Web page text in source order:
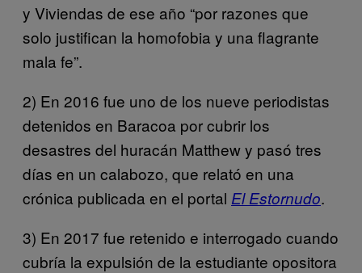
y Viviendas de ese año “por razones que
solo justifican la homofobia y una flagrante
mala fe”.
2) En 2016 fue uno de los nueve periodistas
detenidos en Baracoa por cubrir los
desastres del huracán Matthew y pasó tres
días en un calabozo, que relató en una
crónica publicada en el portal El Estornudo.
3) En 2017 fue retenido e interrogado cuando
cubría la expulsión de la estudiante opositora